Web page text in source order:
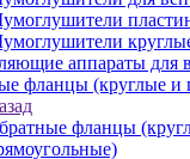
аппараты для
фланцы (круглые и
фланцы